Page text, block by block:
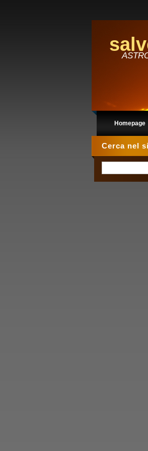
Homepage
Cerca nel